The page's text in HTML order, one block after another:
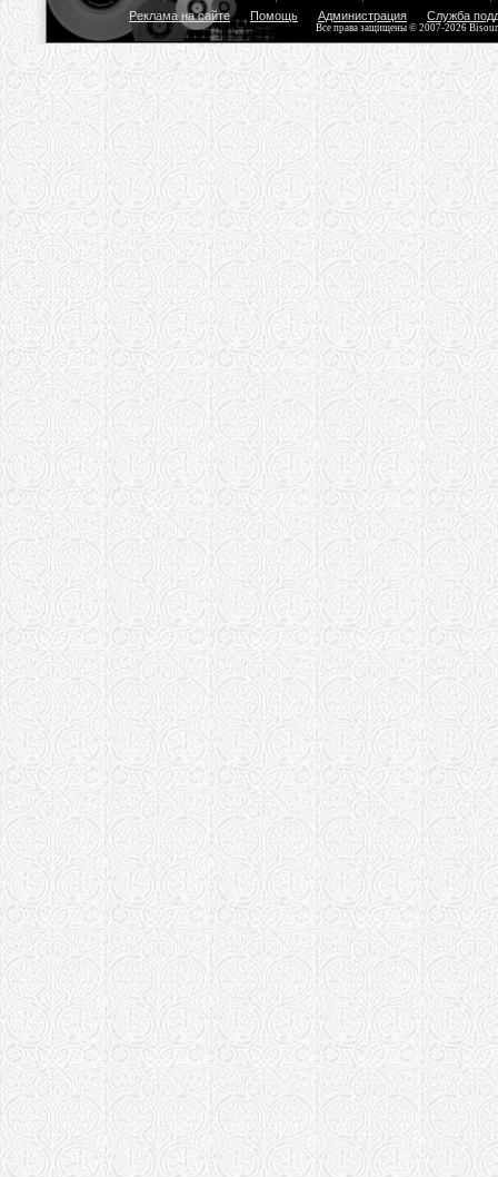
Реклама на сайте Помощь Администрация Служба
Все права защищены © 2007-2026